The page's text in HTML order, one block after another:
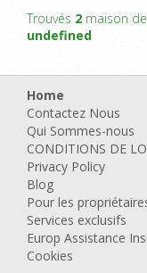
Trouvés 2 maison
undefined
Home
Contactez Nous
Qui Sommes-nous
CONDITIONS DE
Privacy Policy
Blog
Pour les
Services exclusifs
Europ Assistance
Cookies